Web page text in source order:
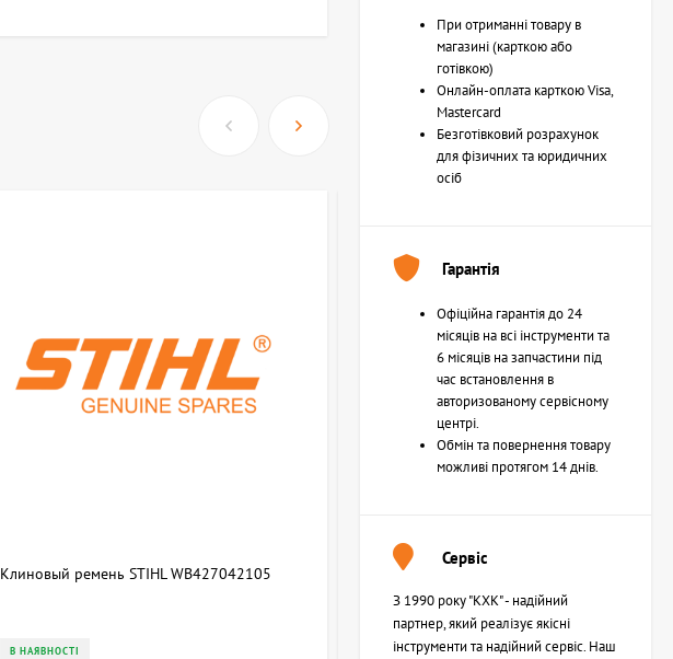
Клиновый ремень STIHL WB427042105
В НАЯВНОСТІ
Возвратная пружина STIHL (Z000013Z000)
В НАЯВНОСТІ
При отриманні товару в
магазині (карткою або
готівкою)
Онлайн-оплата карткою Visa,
Mastercard
Безготівковий розрахунок
для фізичних та юридичних
осіб
Гарантія
Офіційна гарантія до 24
місяців на всі інструменти та
6 місяців на запчастини під
час встановлення в
авторизованому сервісному
центрі.
Обмін та повернення товару
можливі протягом 14 днів.
Сервіс
З 1990 року "КХК" - надійний
партнер, який реалізує якісні
інструменти та надійний сервіс. Наш